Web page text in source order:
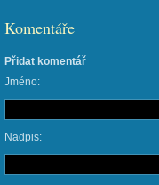
Komentáře
Přidat komentář
Jméno:
Nadpis: